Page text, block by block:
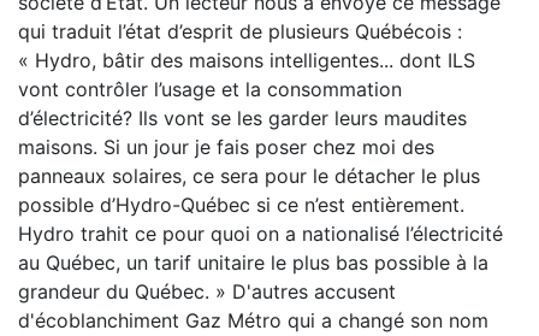
qui traduit l’état d’esprit de plusieurs Québécois :
« Hydro, bâtir des maisons intelligentes... dont ILS
vont contrôler l’usage et la consommation
d’électricité? Ils vont se les garder leurs maudites
maisons. Si un jour je fais poser chez moi des
panneaux solaires, ce sera pour le détacher le plus
possible d’Hydro-Québec si ce n’est entièrement.
Hydro trahit ce pour quoi on a nationalisé l’électricité
au Québec, un tarif unitaire le plus bas possible à la
grandeur du Québec. » D'autres accusent
d'écoblanchiment Gaz Métro qui a changé son nom